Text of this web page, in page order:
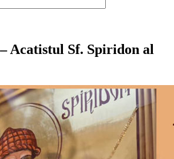
Acatistul Sf. Spiridon al